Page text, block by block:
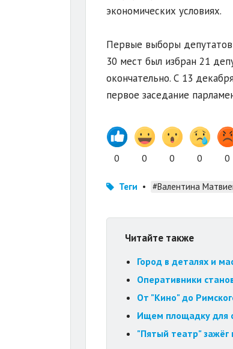
экономических условиях.
Первые выборы депутатов
30 мест был избран 21
окончательно. С 13
первое заседание
0 0 0 0 0
Теги • #Валентина
Читайте также
Город в деталях и
Оперативники
От "Кино" до
Ищем площадку для
"Пятый театр" зажёг